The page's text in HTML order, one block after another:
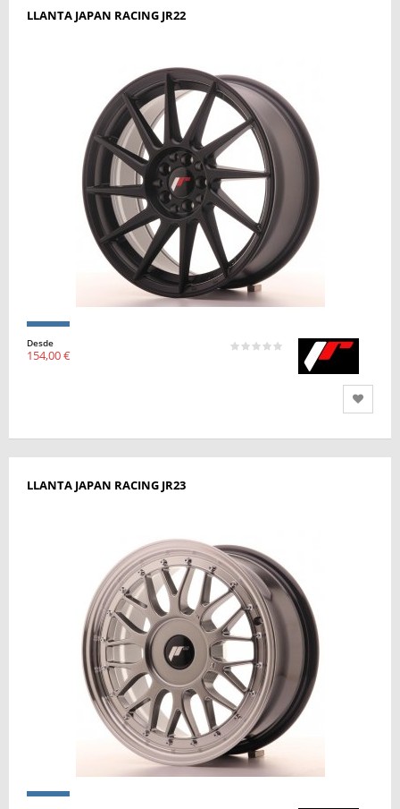
LLANTA JAPAN RACING JR22
Desde
154,00 €
LLANTA JAPAN RACING JR23